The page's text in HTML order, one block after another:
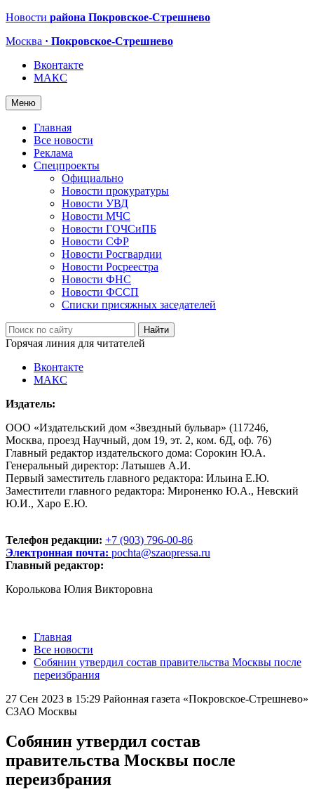
Новости района Покровское-Стрешнево
Москва · Покровское-Стрешнево
Вконтакте
МАКС
Меню
Главная
Все новости
Реклама
Спецпроекты
Официально
Новости прокуратуры
Новости УВД
Новости МЧС
Новости ГОЧСиПБ
Новости СФР
Новости Росгвардии
Новости Росреестра
Новости ФНС
Новости ФССП
Списки присяжных заседателей
Горячая линия для читателей
Вконтакте
МАКС
Издатель:
ООО «Издательский дом «Звездный бульвар» (117246,
Москва, проезд Научный, дом 19, эт. 2, ком. 6Д, оф. 76)
Главный редактор издательского дома: Сорокин Ю.А.
Генеральный директор: Латышев А.И.
Первый заместитель главного редактора: Ильина Е.Ю.
Заместители главного редактора: Мироненко Ю.А., Невский
Ю.И., Харо Е.Ю.
Телефон редакции: +7 (903) 796-00-86
Электронная почта: pochta@szaopressa.ru
Главный редактор:
Королькова Юлия Викторовна
Главная
Все новости
Собянин утвердил состав правительства Москвы после
переизбрания
27 Сен 2023 в 15:29 Районная газета «Покровское-Стрешнево»
СЗАО Москвы
Собянин утвердил состав
правительства Москвы после
переизбрания